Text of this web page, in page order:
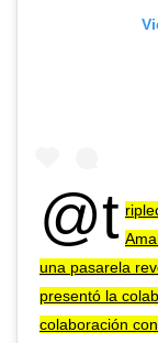
@t
una pasarela
presentó la
colaboración